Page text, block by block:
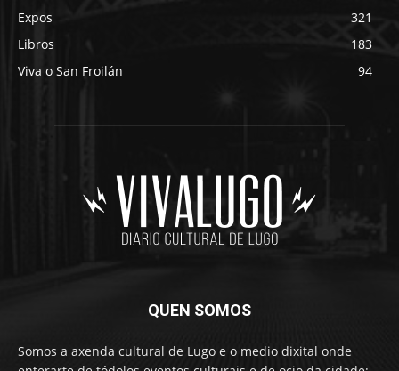
Expos
321
Libros
183
Viva o San Froilán
94
QUEN SOMOS
Somos a axenda cultural de Lugo e o medio dixital onde